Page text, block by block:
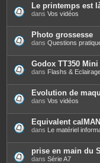
Le printemps est
dans Vos vidéos
Photo grossesse
dans Questions
Godox TT350
dans Flashs &
Evolution de
dans Vos vidéos
Equivalent
dans Le matériel
prise en main du
dans Série A7